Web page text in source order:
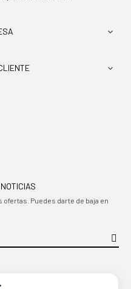


Puedes darte de baja en